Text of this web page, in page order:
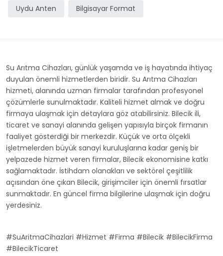
Uydu Anten Bilgisayar Format
Su Arıtma Cihazları, günlük yaşamda ve iş hayatında ihtiyaç
duyulan önemli hizmetlerden biridir. Su Arıtma Cihazları
hizmeti, alanında uzman firmalar tarafından profesyonel
çözümlerle sunulmaktadır. Kaliteli hizmet almak ve doğru
firmaya ulaşmak için detaylara göz atabilirsiniz. Bilecik ili,
ticaret ve sanayi alanında gelişen yapısıyla birçok firmanın
faaliyet gösterdiği bir merkezdir. Küçük ve orta ölçekli
işletmelerden büyük sanayi kuruluşlarına kadar geniş bir
yelpazede hizmet veren firmalar, Bilecik ekonomisine katkı
sağlamaktadır. İstihdam olanakları ve sektörel çeşitlilik
açısından öne çıkan Bilecik, girişimciler için önemli fırsatlar
sunmaktadır. En güncel firma bilgilerine ulaşmak için doğru
yerdesiniz.
#SuAritmaCihazlari #Hizmet #Firma #Bilecik #BilecikFirma
#BilecikTicaret